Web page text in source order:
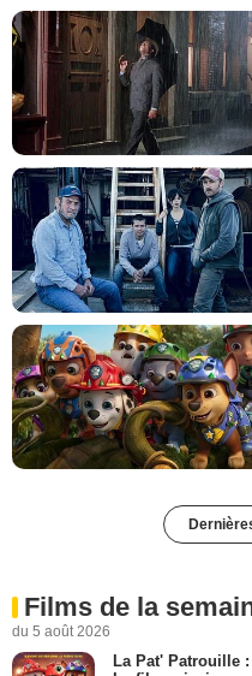
Films de la
du 5 août 2026
La Pat' Patrouille :